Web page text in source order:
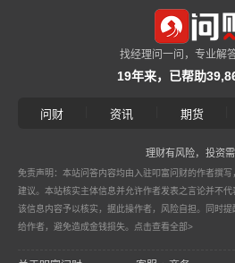
找经理问一问，专业解
19年来，已帮助
问财 资讯 期货
理财有风险，投资
免责声明：本站问答内容均由入驻叩富问财的作者撰
建议。本站核实主体信息并允许作者发表之言论并不
该信息内容予以核实，据此操作者，风险自担。同时
给作者，避免造成金钱损失。 点击查看全部>